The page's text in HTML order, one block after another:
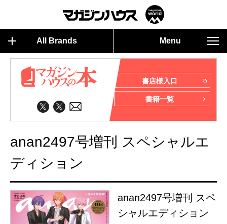
All Brands Menu
書店様入口
書籍一覧
anan2497号増刊 スペシャルエ
ディション
anan2497号増刊 スペ
シャルエディション